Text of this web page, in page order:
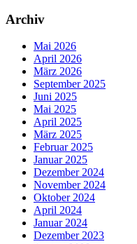
Archiv
Mai 2026
April 2026
März 2026
September 2025
Juni 2025
Mai 2025
April 2025
März 2025
Februar 2025
Januar 2025
Dezember 2024
November 2024
Oktober 2024
April 2024
Januar 2024
Dezember 2023